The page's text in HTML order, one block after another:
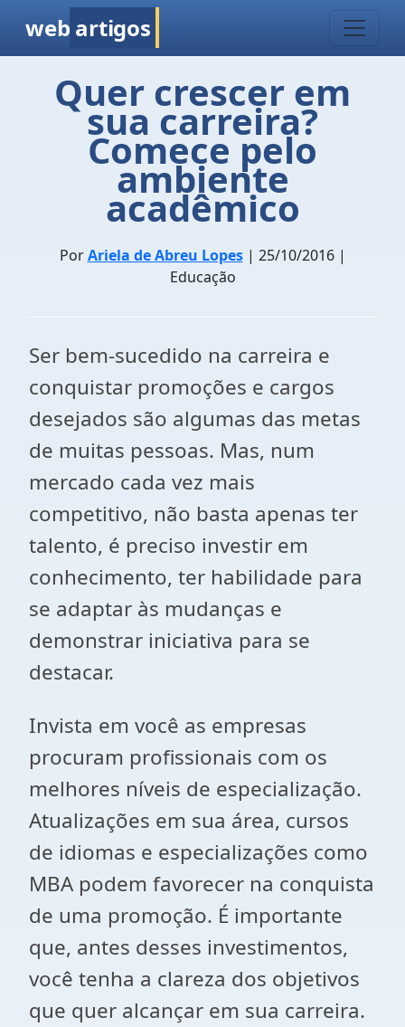
web artigos
Quer crescer em
sua carreira?
Comece pelo
ambiente
acadêmico
PorAriela de Abreu Lopes| 25/10/2016 |
Educação
Ser bem-sucedido na carreira e
conquistar promoções e cargos
desejados são algumas das metas
de muitas pessoas. Mas, num
mercado cada vez mais
competitivo, não basta apenas ter
talento, é preciso investir em
conhecimento, ter habilidade para
se adaptar às mudanças e
demonstrar iniciativa para se
destacar.
Invista em você as empresas
procuram profissionais com os
melhores níveis de especialização.
Atualizações em sua área, cursos
de idiomas e especializações como
MBA podem favorecer na conquista
de uma promoção. É importante
que, antes desses investimentos,
você tenha a clareza dos objetivos
que quer alcançar em sua carreira.